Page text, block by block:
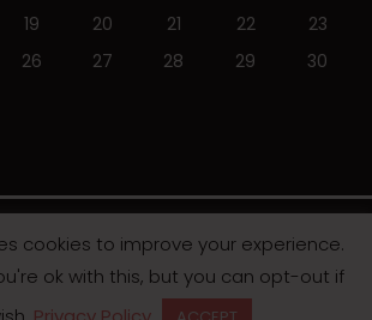
19 20 21 22
23
26 27 28 29
30
Magazine - Ηλεκτρονική εφημερίδα
cookies to improve your experience.
ok with this, but you can opt-out if